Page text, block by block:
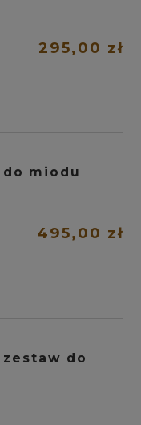
295,00 zł
miodu
495,00 zł
do